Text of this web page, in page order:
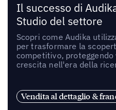
Il successo di
Studio del settore
Scopri come Audika
per trasformare la
competitivo,
crescita nell'era della
Vendita al dettaglio &